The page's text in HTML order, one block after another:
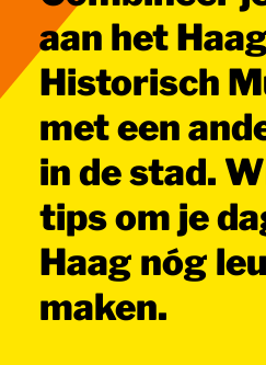
aan het
Historisch
met een
in de stad.
tips om je
Haag nóg
maken.